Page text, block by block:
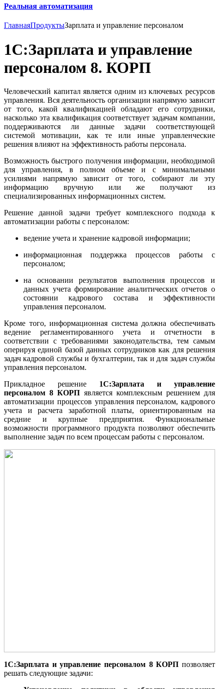
Реальная автоматизация
ГлавнаяПродуктыЗарплата и управление персоналом
1С:Зарплата и управление
персоналом 8. КОРП
Человеческий капитал является одним из ключевых ресурсов
управления. Вся деятельность организации напрямую зависит
от того, какой квалификацией обладают его сотрудники,
насколько эта квалификация соответствует задачам компании,
поддерживаются ли данные задачи соответствующей
системой мотивации, как те или иные управленческие
решения влияют на эффективность работы персонала.
Возможность быстрого получения информации, необходимой
для управления, в полном объеме и с минимальными
усилиями напрямую зависит от того, собирают ли эту
информацию вручную или же получают из
специализированных информационных систем.
Решение данной задачи требует комплексного подхода к
автоматизации работы с персоналом:
ведение учета и хранение кадровой информации;
информационная поддержка процессов работы с
персоналом;
на основании результатов выполнения процессов и
данных учета формирование аналитических отчетов о
состоянии кадрового состава и эффективности
управления персоналом.
Кроме того, информационная система должна обеспечивать
ведение регламентированного учета и отчетности в
соответствии с требованиями законодательства, тем самым
оперируя единой базой данных сотрудников как для решения
задач кадровой службы и бухгалтерии, так и для задач службы
управления персоналом.
Прикладное решение 1С:Зарплата и управление
персоналом 8 КОРП является комплексным решением для
автоматизации процессов управления персоналом, кадрового
учета и расчета заработной платы, ориентированным на
средние и крупные предприятия. Функциональные
возможности программного продукта позволяют обеспечить
выполнение задач по всем процессам работы с персоналом.
1С:Зарплата и управление персоналом 8 КОРП позволяет
решать следующие задачи: